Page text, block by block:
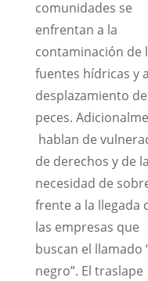
comunidades se
enfrentan a la
contaminación de
fuentes hídricas y
desplazamiento
peces.
hablan de
de derechos y de la
necesidad de
frente a la llegada
las empresas que
buscan el llamado
negro”. El traslape